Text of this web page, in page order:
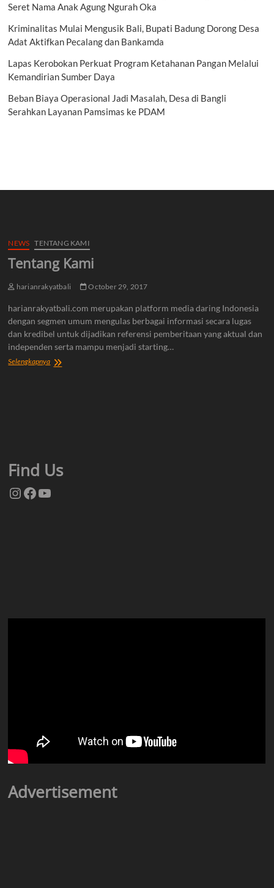
Seret Nama Anak Agung Ngurah Oka
Kriminalitas Mulai Mengusik Bali, Bupati Badung Dorong Desa
Adat Aktifkan Pecalang dan Bankamda
Lapas Kerobokan Perkuat Program Ketahanan Pangan Melalui
Kemandirian Sumber Daya
Beban Biaya Operasional Jadi Masalah, Desa di Bangli
Serahkan Layanan Pamsimas ke PDAM
NEWS TENTANG KAMI
Tentang Kami
harianrakyatbali October 29, 2017
harianrakyatbali.com merupakan platform media daring Indonesia
dengan segmen umum mengulas berbagai informasi secara lugas
dan kredibel untuk dijadikan referensi pemberitaan yang aktual dan
independen serta mampu menjadi starting…
SelengkapnyaTentang
Find Us
Instagram
Facebook
YouTube
Advertisement